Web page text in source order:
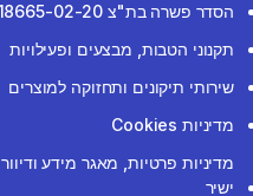
הסדר פשרה בת"צ 18665-02-20
תקנוני הטבות, מבצעים ופעילויות
שירותי תיקונים ותחזוקה למוצרים
מדיניות Cookies
מדיניות פרטיות, מאגר מידע ודיוור
ישיר